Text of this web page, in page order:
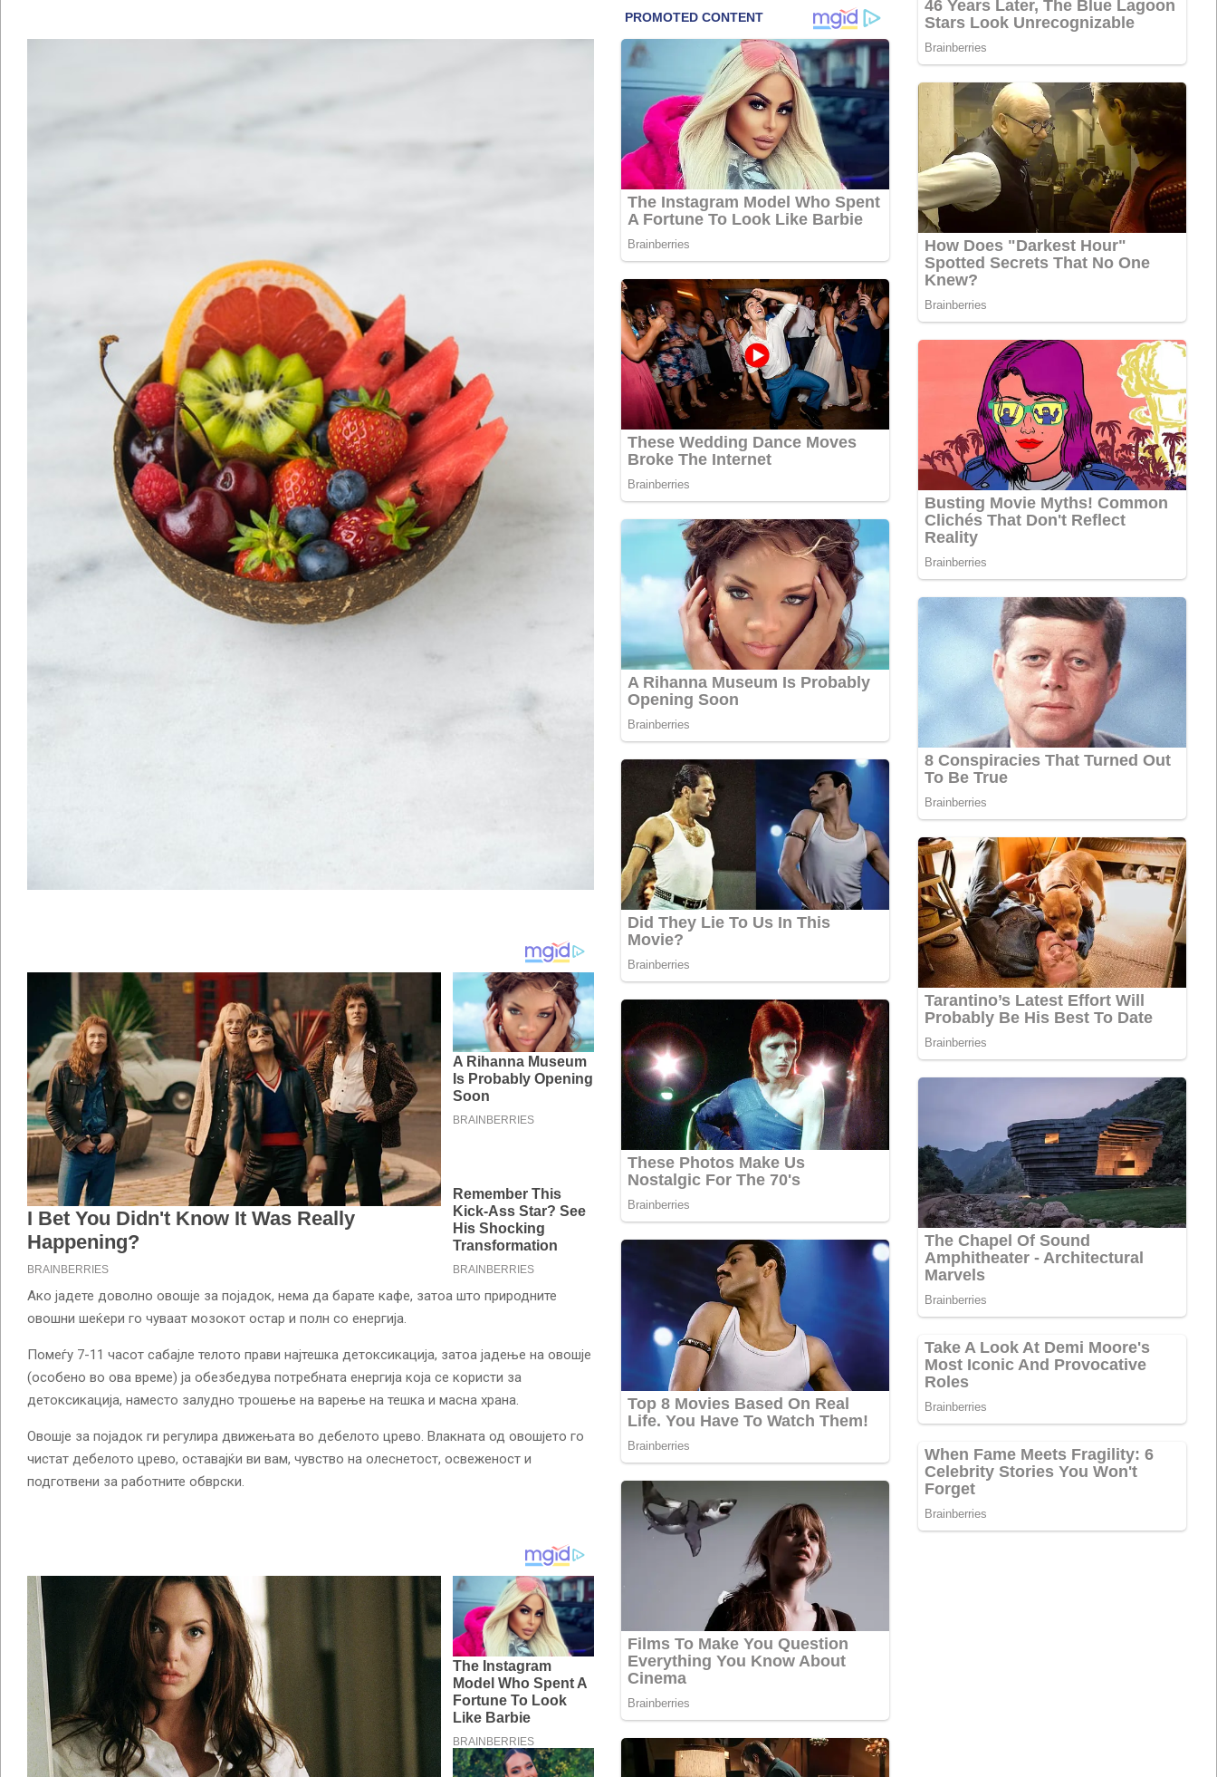
Ако јадете доволно овошје за појадок, нема да барате кафе, затоа што природните
овошни шеќери го чуваат мозокот остар и полн со енергија.
Помеѓу 7-11 часот сабајле телото прави најтешка детоксикација, затоа јадење на овошје
(особено во ова време) ја обезбедува потребната енергија која се користи за
детоксикација, наместо залудно трошење на варење на тешка и масна храна.
Овошје за појадок ги регулира движењата во дебелото црево. Влакната од овошјето го
чистат дебелото црево, оставајќи ви вам, чувство на олеснетост, освеженост и
подготвени за работните обврски.